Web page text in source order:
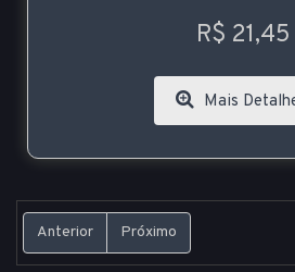
R$ 21,45
Mais
Anterior Próximo